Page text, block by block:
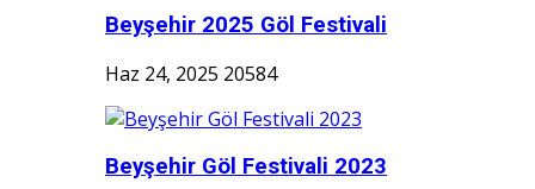
Beyşehir 2025 Göl Festivali
Haz 24, 2025 20584
Beyşehir Göl Festivali 2023